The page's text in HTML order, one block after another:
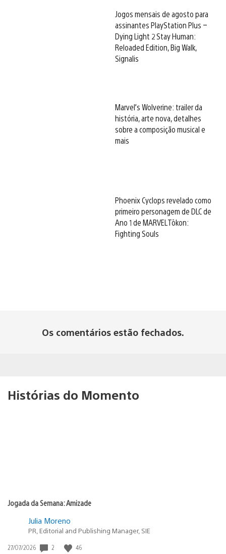
Jogos mensais de agosto para
assinantes PlayStation Plus –
Dying Light 2 Stay Human:
Reloaded Edition, Big Walk,
Signalis
Marvel’s Wolverine: trailer da
história, arte nova, detalhes
sobre a composição musical e
mais
Phoenix Cyclops revelado como
primeiro personagem de DLC de
Ano 1 de MARVEL Tōkon:
Fighting Souls
Os comentários estão fechados.
Histórias do Momento
Jogada da Semana: Amizade
Julia Moreno
PR, Editorial and Publishing Manager, SIE
Data
27/07/2026 2 46